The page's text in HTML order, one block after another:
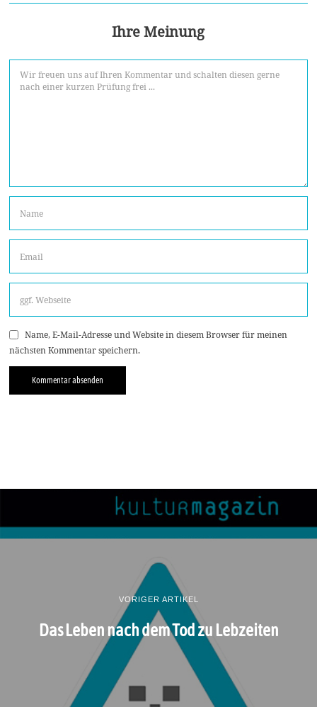
Ihre Meinung
Name, E-Mail-Adresse und Website in diesem Browser für meinen
nächsten Kommentar speichern.
VORIGER ARTIKEL
Das Leben nach dem Tod zu Lebzeiten